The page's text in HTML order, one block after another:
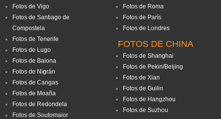
Fotos de Vigo
Fotos de Santiago de
Compostela
Fotos de Tenerife
Fotos de Lugo
Fotos de Baiona
Fotos de Nigrán
Fotos de Cangas
Fotos de Moaña
Fotos de Redondela
Fotos de Soutomaior
Fotos de Roma
Fotos de París
Fotos de Londres
FOTOS DE CHINA
Fotos de Shanghai
Fotos de Pekin/Beijing
Fotos de Xian
Fotos de Guilin
Fotos de Hangzhou
Fotos de Suzhou